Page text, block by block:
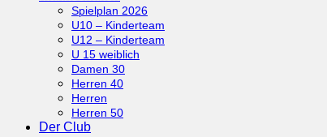
Spielplan 2026
U10 – Kinderteam
U12 – Kinderteam
U 15 weiblich
Damen 30
Herren 40
Herren
Herren 50
Der Club